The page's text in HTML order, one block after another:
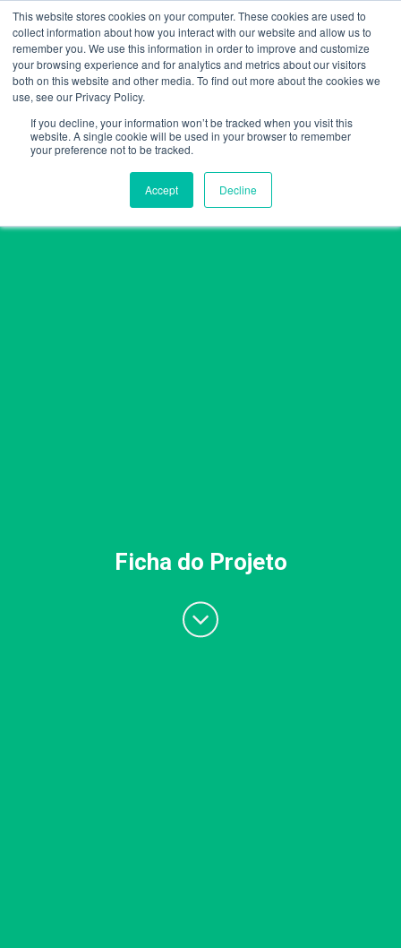
This website stores cookies on your computer. These cookies are used to
collect information about how you interact with our website and allow us to
remember you. We use this information in order to improve and customize
your browsing experience and for analytics and metrics about our visitors
both on this website and other media. To find out more about the cookies we
use, see our Privacy Policy.
If you decline, your information won’t be tracked when you visit this
website. A single cookie will be used in your browser to remember
your preference not to be tracked.
Accept Decline
Skip
to
content
Ficha do Projeto